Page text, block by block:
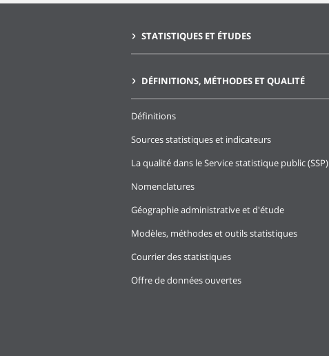
STATISTIQUES ET ÉTUDES
DÉFINITIONS, MÉTHODES ET QUALITÉ
Définitions
Sources statistiques et indicateurs
La qualité dans le Service statistique public (SSP)
Nomenclatures
Géographie administrative et d'étude
Modèles, méthodes et outils statistiques
Courrier des statistiques
Offre de données ouvertes